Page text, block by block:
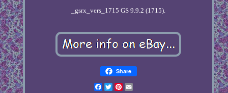
_gsrx_vers_1715 GS 9.9.2 (1715).
Share
Facebook
TwitterPinterest